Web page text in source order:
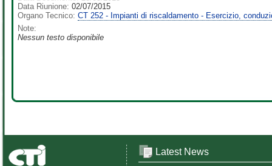
Data Riunione: 02/07/2015
Organo Tecnico: CT 252 - Impianti di riscaldamento - Esercizio,
Note:
Nessun testo disponibile
Latest News